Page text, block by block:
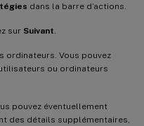
dans la barre d’actions.
sur Suivant
ordinateurs. Vous pouvez
ou ordinateurs
pouvez éventuellement
des détails supplémentaires,